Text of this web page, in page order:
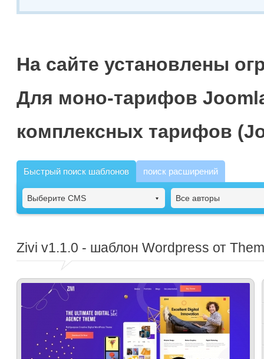
На сайте установлены
Для моно-тарифов
комплексных тарифов
Быстрый поиск шаблонов поиск расширений
Выберите CMS Все авторы
Zivi v1.1.0 - шаблон Wordpress от